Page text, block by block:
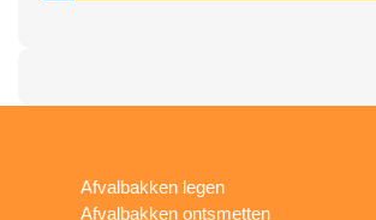
Afvalbakken legen
Afvalbakken ontsmetten